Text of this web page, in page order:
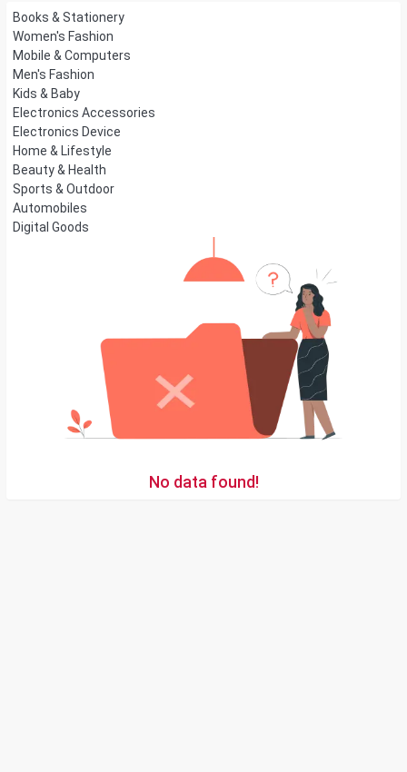
Books & Stationery
Women's Fashion
Mobile & Computers
Men's Fashion
Kids & Baby
Electronics Accessories
Electronics Device
Home & Lifestyle
Beauty & Health
Sports & Outdoor
Automobiles
Digital Goods
No data found!